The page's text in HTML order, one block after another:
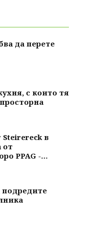
да перете
с които тя
Steirereck в
от
PPAG -
подредите